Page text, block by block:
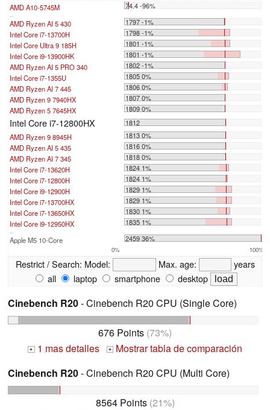
AMD A10-5745M 74.4 -96%
...
AMD Ryzen AI 5 430
1797 -1%
Intel Core i7-13700H
1798 -1%
Intel Core Ultra 9 185H
1801 -1%
Intel Core i9-13900HK
1801 -1%
AMD Ryzen AI 5 PRO 340
1802 -1%
Intel Core i7-1355U
1805 0%
AMD Ryzen AI 7 445
1806 0%
AMD Ryzen 9 7940HX
1807 0%
AMD Ryzen 5 7645HX
1809 0%
Intel Core i7-12800HX
1812
AMD Ryzen 9 8945H
1813 0%
AMD Ryzen AI 5 435
1816 0%
AMD Ryzen AI 7 345
1818 0%
Intel Core i7-13620H
1824 1%
Intel Core i7-12800H
1824 1%
Intel Core i9-12900H
1829 1%
Intel Core i7-13700HX
1829 1%
Intel Core i7-13650HX
1830 1%
Intel Core i9-12950HX
1835 1%
...
Apple M5 10-Core 2459 36%
0% 100%
Restrict / Search: Model: Max. age:
years
all
laptop smartphone desktop
Cinebench R20- Cinebench R20 CPU (Single Core)
676 Points (73%)
+ 1 mas detalles +
Mostrar tabla de comparación
Cinebench R20- Cinebench R20 CPU (Multi Core)
8564 Points(21%)